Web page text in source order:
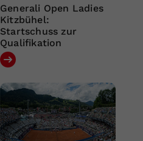
Generali Open Ladies
Kitzbühel:
Startschuss zur
Qualifikation